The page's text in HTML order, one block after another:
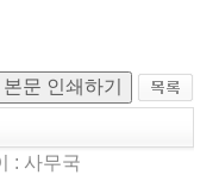
본문 인쇄하기
: 사무국